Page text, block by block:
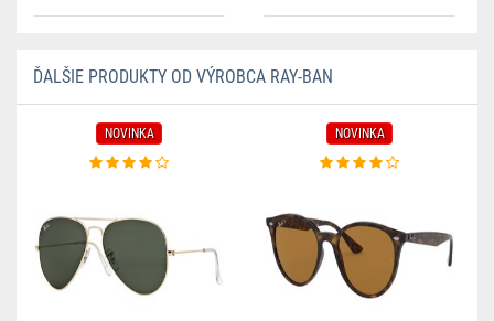
ĎALŠIE PRODUKTY OD VÝROBCA RAY-BAN
NOVINKA NOVINKA